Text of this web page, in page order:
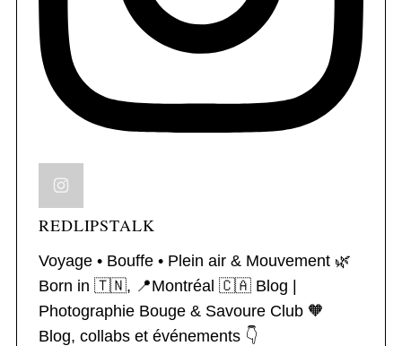
REDLIPSTALK
Voyage • Bouffe • Plein air & Mouvement 🌿
Born in 🇹🇳, 📍Montréal 🇨🇦Blog |
PhotographieBouge & Savoure Club 🧡
Blog, collabs et événements 👇